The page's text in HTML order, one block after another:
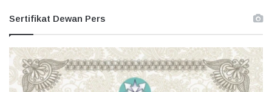
Sertifikat Dewan Pers